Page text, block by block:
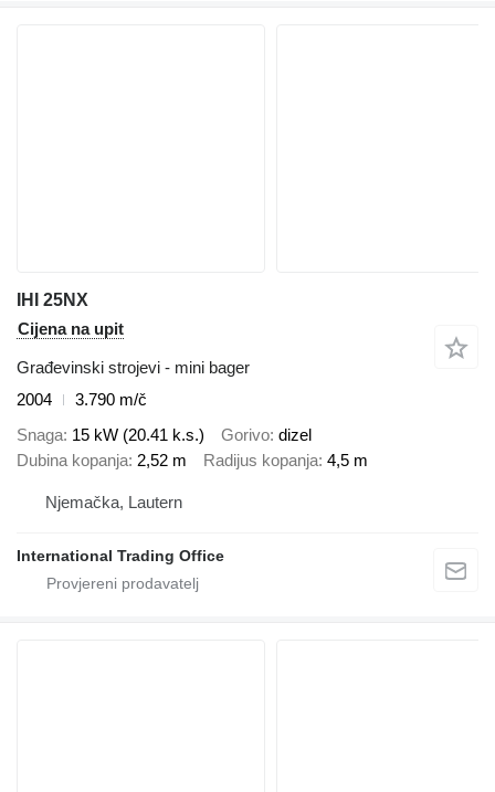
IHI 25NX
Cijena na upit
Građevinski strojevi - mini bager
2004
3.790 m/č
Snaga 15 kW (20.41 k.s.) Gorivo dizel
Dubina kopanja 2,52 m Radijus kopanja 4,5 m
Njemačka, Lautern
International Trading Office